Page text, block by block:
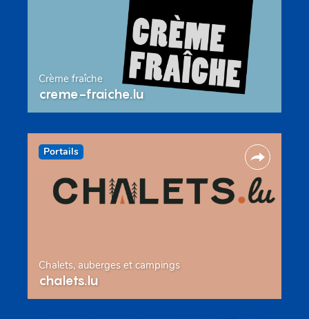
Crème fraîche
creme-fraiche.lu
Portails
Chalets, auberges et campings
chalets.lu